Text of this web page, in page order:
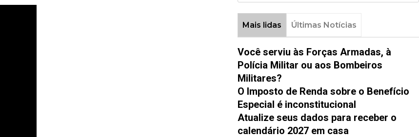
Mais lidas Últimas Notícias
Você serviu às Forças Armadas, à
Polícia Militar ou aos Bombeiros
Militares?
O Imposto de Renda sobre o Benefício
Especial é inconstitucional
Atualize seus dados para receber o
calendário 2027 em casa